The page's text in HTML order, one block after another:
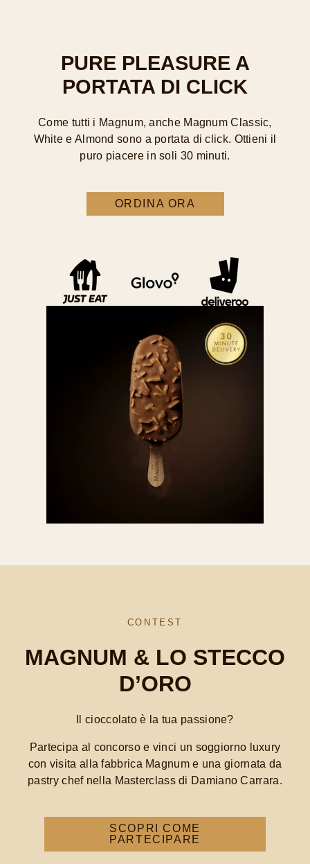
PURE PLEASURE A
PORTATA DI CLICK
Come tutti i Magnum, anche Magnum Classic,
White e Almond sono a portata di click. Ottieni il
puro piacere in soli 30 minuti.
ORDINA ORA
CONTEST
MAGNUM & LO STECCO
D’ORO
Il cioccolato è la tua passione?
Partecipa al concorso e vinci un soggiorno luxury
con visita alla fabbrica Magnum e una giornata da
pastry chef nella Masterclass di Damiano Carrara.
SCOPRI COME
PARTECIPARE